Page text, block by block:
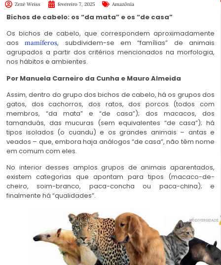
Zezé Weiss fevereiro 7, 2025 Amazônia
Bichos de cabelo: os “da mata” e os “de casa”
Os bichos de cabelo, que correspondem aproximadamente
aosmamíferos, subdividem-se em “famílias” de animais
agrupados a partir dos critérios mencionados na morfologia,
nos hábitos e ambientes.
Por Manuela Carneiro da Cunha e Mauro Almeida
Assim, dentro do grupo dos bichos de cabelo, há os grupos dos
gatos, dos cachorros, dos ratos, dos porcos (todos com
membros, “da mata” e “de casa”); dos macacos, dos
tamanduás, das mucuras (sem equivalentes “de casa”); há
tipos isolados (o cuandu) e os grandes animais – antas e
veados – que, embora haja análogos “de casa”, não têm nome
em comum com eles.
No interior desses amplos grupos de animais aparentados,
existem categorias que apontam para tipos (macaco-de-
cheiro, soim-branco, paca-concha ou paca-china); e
finalmente há “qualidades”.